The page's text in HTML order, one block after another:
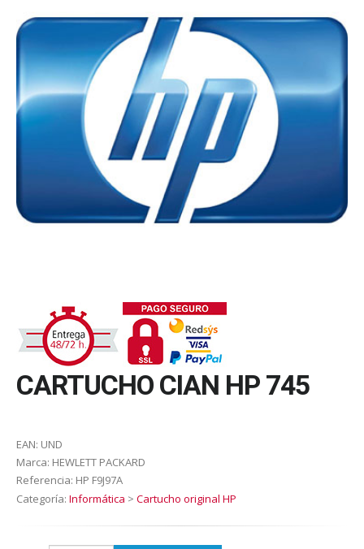
CARTUCHO CIAN HP 745
EAN: UND
Marca: HEWLETT PACKARD
Referencia: HP F9J97A
Categoría: Informática > Cartucho original HP